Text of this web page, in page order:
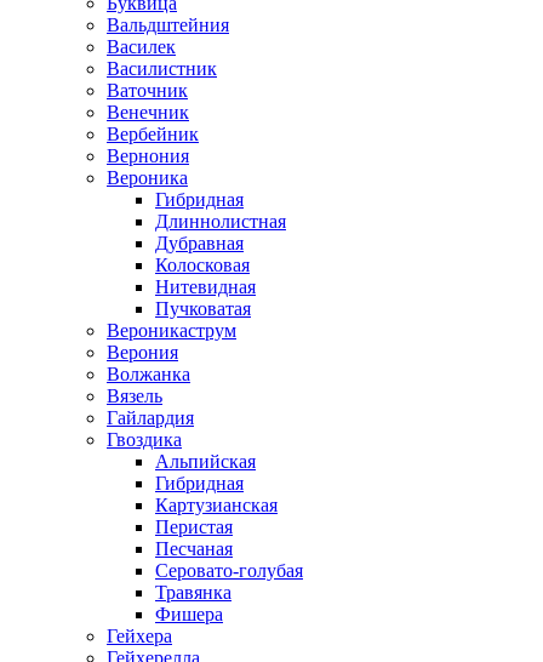
Вальдштейния
Василек
Василистник
Ваточник
Венечник
Вербейник
Вернония
Вероника
Гибридная
Длиннолистная
Дубравная
Колосковая
Нитевидная
Пучковатая
Вероникаструм
Верония
Волжанка
Вязель
Гайлардия
Гвоздика
Альпийская
Гибридная
Картузианская
Перистая
Песчаная
Серовато-голубая
Травянка
Фишера
Гейхера
Гейхерелла